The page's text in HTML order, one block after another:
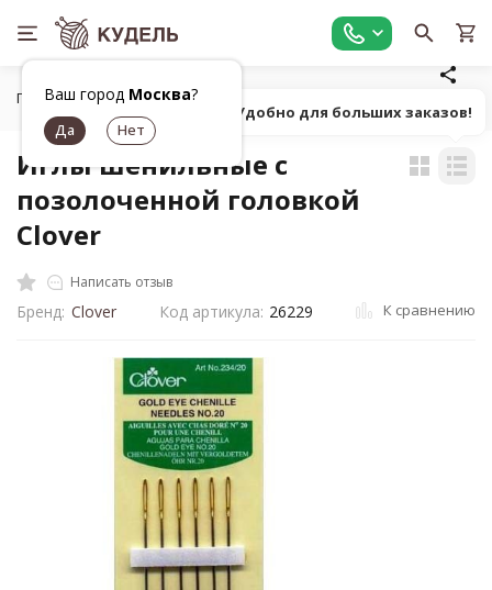
Ваш город Москва?
Главная Шитье Инструменты для шитья
Иглы шенильные с
позолоченной головкой
Clover
Написать отзыв
Бренд: Clover Код артикула: 26229 К сравнению
Попробуй! Удобно для больших заказов!